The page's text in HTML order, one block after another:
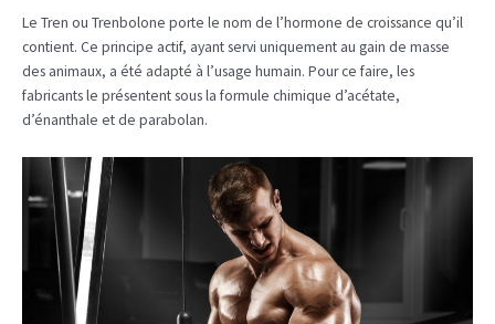
Le Tren ou Trenbolone porte le nom de l’hormone de croissance qu’il
contient. Ce principe actif, ayant servi uniquement au gain de masse
des animaux, a été adapté à l’usage humain. Pour ce faire, les
fabricants le présentent sous la formule chimique d’acétate,
d’énanthale et de parabolan.